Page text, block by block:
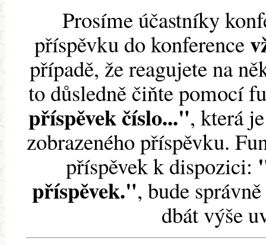
Prosíme účastníky
příspěvku do konference
případě, že reagujete na
to důsledně čiňte pomocí
příspěvek číslo...", která
zobrazeného příspěvku.
příspěvek k dispozici:
příspěvek.", bude
dbát výše